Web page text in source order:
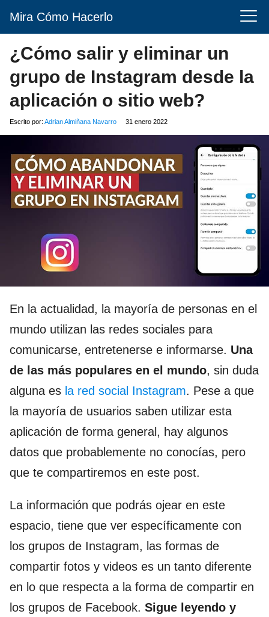
Mira Cómo Hacerlo
¿Cómo salir y eliminar un
grupo de Instagram desde la
aplicación o sitio web?
Escrito por: Adrian Almiñana Navarro 31 enero 2022
En la actualidad, la mayoría de personas en el
mundo utilizan las redes sociales para
comunicarse, entretenerse e informarse. Una
de las más populares en el mundo, sin duda
alguna es la red social Instagram. Pese a que
la mayoría de usuarios saben utilizar esta
aplicación de forma general, hay algunos
datos que probablemente no conocías, pero
que te compartiremos en este post.
La información que podrás ojear en este
espacio, tiene que ver específicamente con
los grupos de Instagram, las formas de
compartir fotos y videos es un tanto diferente
en lo que respecta a la forma de compartir en
los grupos de Facebook. Sigue leyendo y